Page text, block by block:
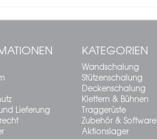
Lieferung
KATEGORIEN
Wandschalung
Stützenschalung
Deckenschalung
Klettern & Bühnen
Traggerüste
Zubehör & Software
Aktionslager